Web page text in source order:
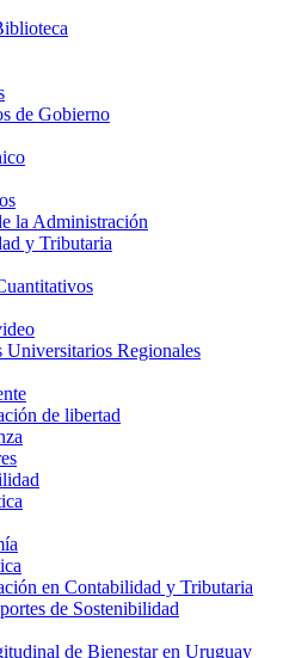
de Gobierno
la Administración
y Tributaria
Universitarios Regionales
de libertad
en Contabilidad y Tributaria
de Sostenibilidad
de Bienestar en Uruguay